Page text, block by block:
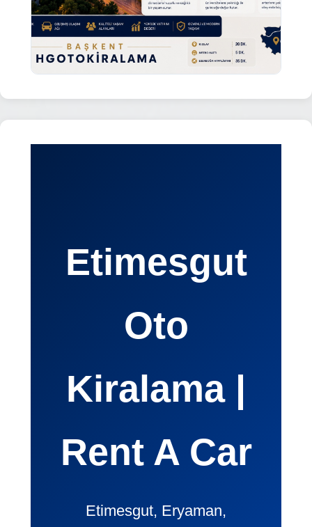
Etimesgut
Oto
Kiralama |
Rent A Car
Etimesgut, Eryaman,